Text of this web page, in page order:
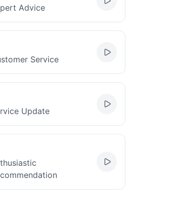
Advice
Service
Update